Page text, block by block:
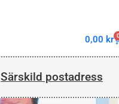
0,00 kr
Särskild postadress